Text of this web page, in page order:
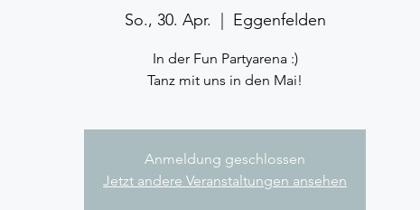
So., 30. Apr. Eggenfelden
In der Fun Partyarena :)
Tanz mit uns in den Mai!
Anmeldung geschlossen
Jetzt andere Veranstaltungen ansehen